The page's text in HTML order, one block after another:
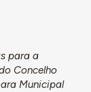
para a
Concelho
Municipal